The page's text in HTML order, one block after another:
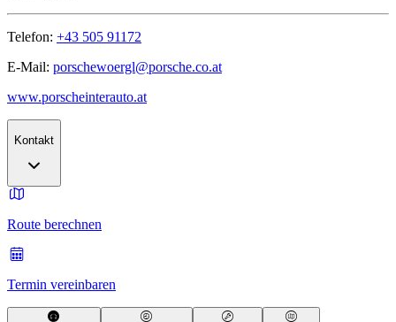
Telefon: +43 505 91172
E-Mail: porschewoergl@porsche.co.at
www.porscheinterauto.at
Kontakt
Route berechnen
Termin vereinbaren